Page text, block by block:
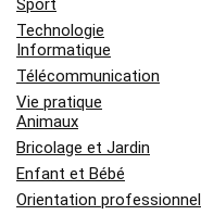
Sport
Technologie
Informatique
Télécommunication
Vie pratique
Animaux
Bricolage et Jardin
Enfant et Bébé
Orientation professionnel